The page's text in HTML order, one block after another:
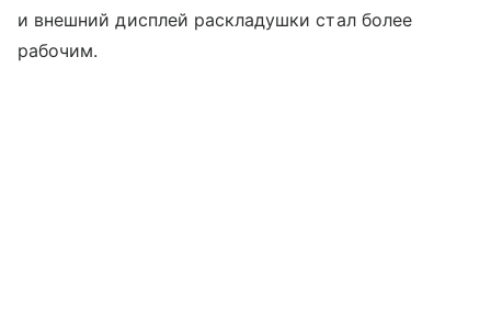
и внешний дисплей раскладушки стал более
рабочим.